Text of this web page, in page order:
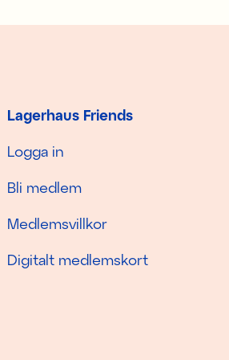
Lagerhaus Friends
Logga in
Bli medlem
Medlemsvillkor
Digitalt medlemskort